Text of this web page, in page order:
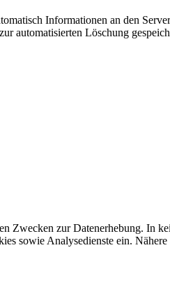
Informationen an den
automatisierten Löschung
Zwecken zur Datenerhebung. In
sowie Analysedienste ein.